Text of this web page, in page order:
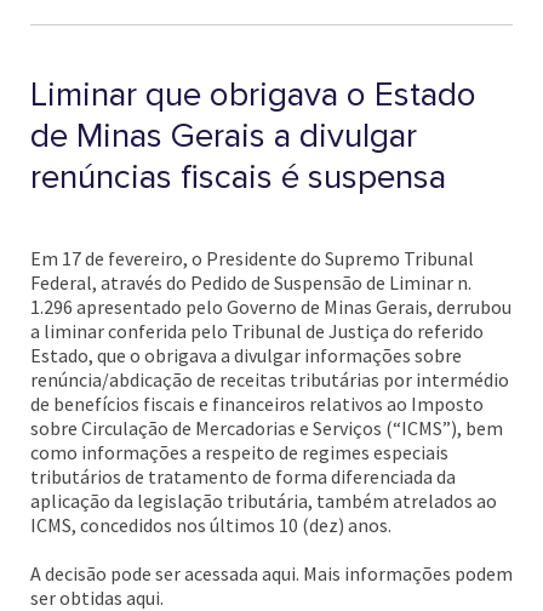
Liminar que obrigava o Estado
de Minas Gerais a divulgar
renúncias fiscais é suspensa
Em 17 de fevereiro, o Presidente do Supremo Tribunal
Federal, através do Pedido de Suspensão de Liminar n.
1.296 apresentado pelo Governo de Minas Gerais, derrubou
a liminar conferida pelo Tribunal de Justiça do referido
Estado, que o obrigava a divulgar informações sobre
renúncia/abdicação de receitas tributárias por intermédio
de benefícios fiscais e financeiros relativos ao Imposto
sobre Circulação de Mercadorias e Serviços (“ICMS”), bem
como informações a respeito de regimes especiais
tributários de tratamento de forma diferenciada da
aplicação da legislação tributária, também atrelados ao
ICMS, concedidos nos últimos 10 (dez) anos.
A decisão pode ser acessada aqui. Mais informações podem
ser obtidas aqui.